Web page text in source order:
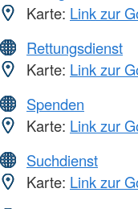
Karte: Link zur
Rettungsdienst
Karte: Link zur
Spenden
Karte: Link zur
Suchdienst
Karte: Link zur